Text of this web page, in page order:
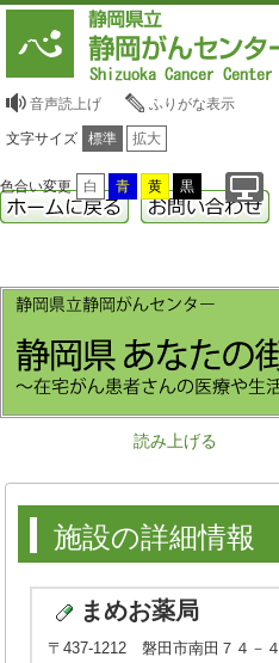
音声読上げ ふりがな表示
文字サイズ 標準 拡大
色合い変更 白 青 黄 黒
読み上げる
施設の詳細情報
まめお薬局
〒437-1212 磐田市南田７４－４